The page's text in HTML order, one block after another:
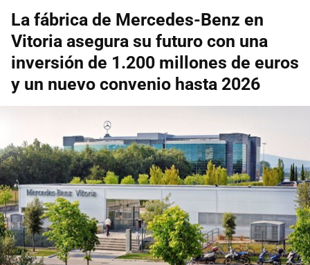
La fábrica de Mercedes-Benz en
Vitoria asegura su futuro con una
inversión de 1.200 millones de euros
y un nuevo convenio hasta 2026